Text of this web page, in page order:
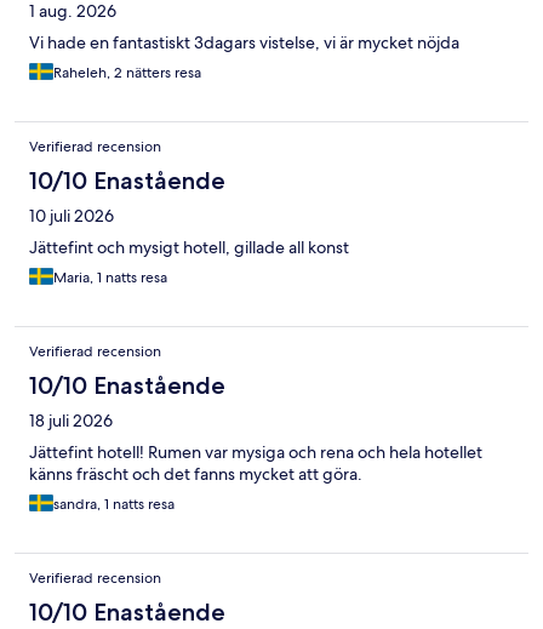
1 aug. 2026
Vi hade en fantastiskt 3dagars vistelse, vi är mycket nöjda
Raheleh, 2 nätters resa
Verifierad recension
10/10 Enastående
10 juli 2026
Jättefint och mysigt hotell, gillade all konst
Maria, 1 natts resa
Verifierad recension
10/10 Enastående
18 juli 2026
Jättefint hotell! Rumen var mysiga och rena och hela hotellet
känns fräscht och det fanns mycket att göra.
sandra, 1 natts resa
Verifierad recension
10/10 Enastående